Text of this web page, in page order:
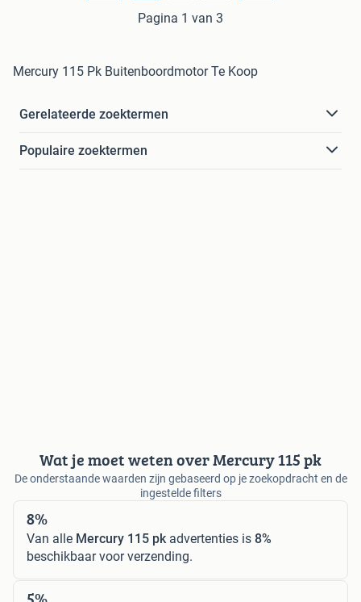
Pagina 1 van 3
Mercury 115 Pk Buitenboordmotor Te Koop
Gerelateerde zoektermen
Populaire zoektermen
Wat je moet weten over Mercury 115 pk
De onderstaande waarden zijn gebaseerd op je zoekopdracht en de
ingestelde filters
8%
Van alle Mercury 115 pk advertenties is 8%
beschikbaar voor verzending.